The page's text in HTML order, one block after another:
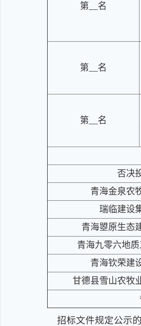
第__名
第__名
第__名
否决
青海金泉农
瑞临建设
青海曌原生态
青海九零六地
青海钦荣建
甘德县雪山农牧
招标文件规定公示的